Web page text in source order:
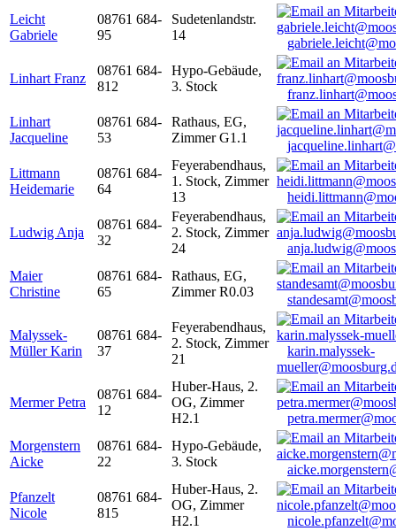
Leicht
Gabriele
08761 684-
95
Sudetenlandstr.
14
Linhart Franz
08761 684-
812
Hypo-Gebäude,
3. Stock
Linhart
Jacqueline
08761 684-
53
Rathaus, EG,
Zimmer G1.1
Littmann
Heidemarie
08761 684-
64
Feyerabendhaus,
1. Stock, Zimmer
13
Ludwig Anja
08761 684-
32
Feyerabendhaus,
2. Stock, Zimmer
24
Maier
Christine
08761 684-
65
Rathaus, EG,
Zimmer R0.03
Malyssek-
Müller Karin
08761 684-
37
Feyerabendhaus,
2. Stock, Zimmer
21
karin.malyssek-
Mermer Petra
08761 684-
12
Huber-Haus, 2.
OG, Zimmer
H2.1
Morgenstern
Aicke
08761 684-
22
Hypo-Gebäude,
3. Stock
Pfanzelt
Nicole
08761 684-
815
Huber-Haus, 2.
OG, Zimmer
H2.1